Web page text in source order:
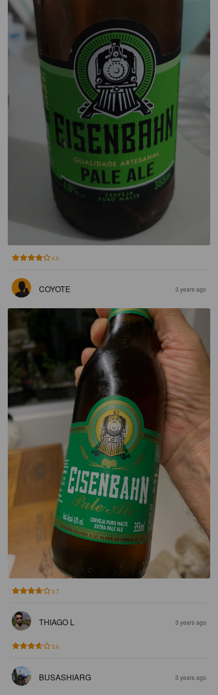
4.0
COYOTE 3 years ago
3.7
THIAGO L 3 years ago
3.6
BUSASHIARG 3 years ago